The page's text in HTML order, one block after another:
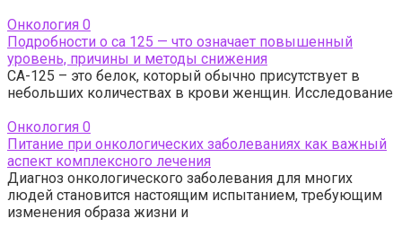
Онкология 0
Подробности о са 125 — что означает повышенный
уровень, причины и методы снижения
СА-125 – это белок, который обычно присутствует в
небольших количествах в крови женщин. Исследование
Онкология 0
Питание при онкологических заболеваниях как важный
аспект комплексного лечения
Диагноз онкологического заболевания для многих
людей становится настоящим испытанием, требующим
изменения образа жизни и